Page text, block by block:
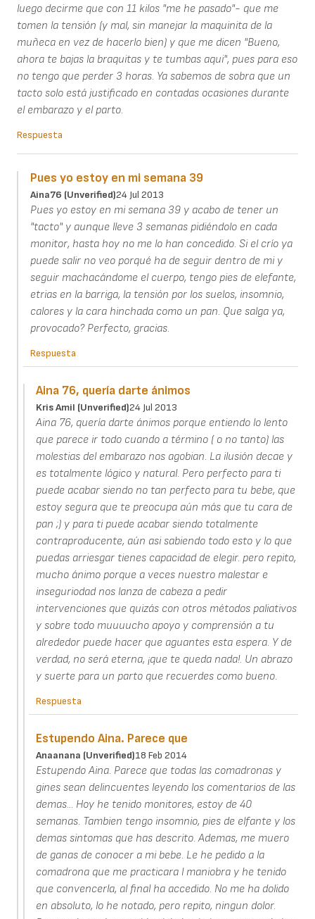
luego decirme que con 11 kilos "me he pasado"- que me
tomen la tensión (y mal, sin manejar la maquinita de la
muñeca en vez de hacerlo bien) y que me dicen "Bueno,
ahora te bajas la braquitas y te tumbas aqui", pues para eso
no tengo que perder 3 horas. Ya sabemos de sobra que un
tacto solo está justificado en contadas ocasiones durante
el embarazo y el parto.
Respuesta
Pues yo estoy en mi semana 39
Aina76 (unverified)24 Jul 2013
Pues yo estoy en mi semana 39 y acabo de tener un
"tacto" y aunque lleve 3 semanas pidiéndolo en cada
monitor, hasta hoy no me lo han concedido. Si el crío ya
puede salir no veo porqué ha de seguir dentro de mi y
seguir machacándome el cuerpo, tengo pies de elefante,
etrias en la barriga, la tensión por los suelos, insomnio,
calores y la cara hinchada como un pan. Que salga ya,
provocado? Perfecto, gracias.
Respuesta
Aina 76, quería darte ánimos
Kris Amil (unverified)24 Jul 2013
Aina 76, quería darte ánimos porque entiendo lo lento
que parece ir todo cuando a término ( o no tanto) las
molestias del embarazo nos agobian. La ilusión decae y
es totalmente lógico y natural. Pero perfecto para ti
puede acabar siendo no tan perfecto para tu bebe, que
estoy segura que te preocupa aún más que tu cara de
pan ;) y para ti puede acabar siendo totalmente
contraproducente, aún asi sabiendo todo esto y lo que
puedas arriesgar tienes capacidad de elegir. pero repito,
mucho ánimo porque a veces nuestro malestar e
inseguriodad nos lanza de cabeza a pedir
intervenciones que quizás con otros métodos paliativos
y sobre todo muuuucho apoyo y comprensión a tu
alrededor puede hacer que aguantes esta espera. Y de
verdad, no será eterna, ¡que te queda nada!. Un abrazo
y suerte para un parto que recuerdes como bueno.
Respuesta
Estupendo Aina. Parece que
Anaanana (unverified)18 Feb 2014
Estupendo Aina. Parece que todas las comadronas y
gines sean delincuentes leyendo los comentarios de las
demas... Hoy he tenido monitores, estoy de 40
semanas. Tambien tengo insomnio, pies de elfante y los
demas sintomas que has descrito. Ademas, me muero
de ganas de conocer a mi bebe. Le he pedido a la
comadrona que me practicara l maniobra y he tenido
que convencerla, al final ha accedido. No me ha dolido
en absoluto, lo he notado, pero repito, ningun dolor.